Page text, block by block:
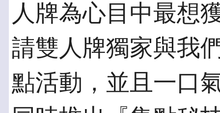
人牌為心目中最想
請雙人牌獨家與我
點活動，並且一口